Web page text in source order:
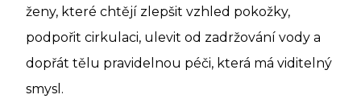
ženy, které chtějí zlepšit vzhled pokožky,
podpořit cirkulaci, ulevit od zadržování vody a
dopřát tělu pravidelnou péči, která má viditelný
smysl.